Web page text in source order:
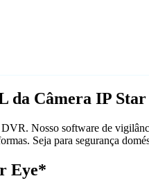
da Câmera IP Star
Nosso software de
Seja para segurança
Eye*